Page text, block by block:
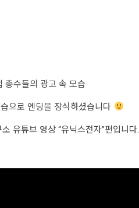
총수들의 광고 속 모습
으로 엔딩을 장식하셨습니다
유튜브 영상 “유닉스전자”편입니다.